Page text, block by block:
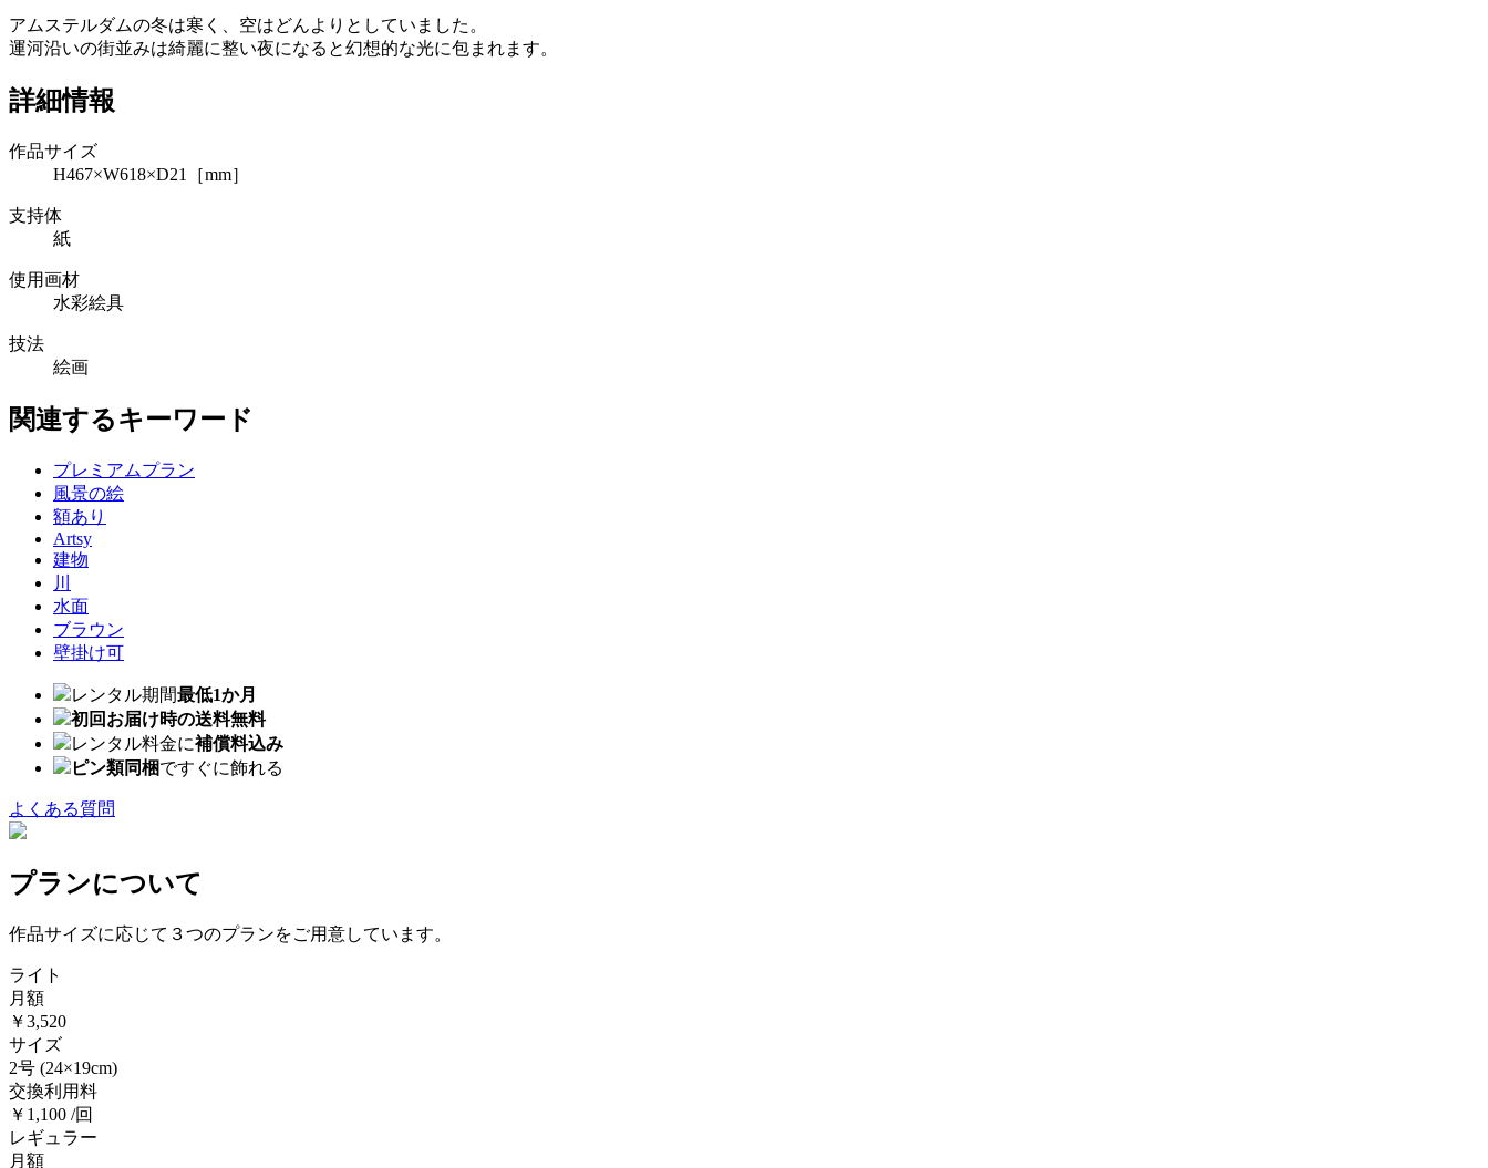
アムステルダムの冬は寒く、空はどんよりとしていました。
運河沿いの街並みは綺麗に整い夜になると幻想的な光に包まれます。
詳細情報
作品サイズ
H467×W618×D21［mm］
支持体
紙
使用画材
水彩絵具
技法
絵画
関連するキーワード
プレミアムプラン
風景の絵
額あり
Artsy
建物
川
水面
ブラウン
壁掛け可
レンタル期間最低1か月
初回お届け時の送料無料
レンタル料金に補償料込み
ピン類同梱ですぐに飾れる
よくある質問
プランについて
作品サイズに応じて３つのプランをご用意しています。
ライト
月額
￥3,520
サイズ
2号 (24×19cm)
交換利用料
￥1,100 /回
レギュラー
月額